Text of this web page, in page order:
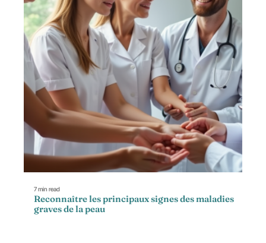
7 min read
Reconnaître les principaux signes des maladies
graves de la peau